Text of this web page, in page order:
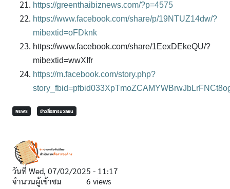
https://greenthaibiznews.com/?p=4575
https://www.facebook.com/share/p/19NTUZ14dw/?
mibextid=oFDknk
https://www.facebook.com/share/1EexDEkeQU/?
mibextid=wwXIfr
https://m.facebook.com/story.php?
NEWS ข่าวสื่อสารมวลชน
วันที่ Wed, 07/02/2025 - 11:17
จำนวนผู้เข้าชม
6 views
NEWS
สจล. ร่วม
เชิดชูพลัง